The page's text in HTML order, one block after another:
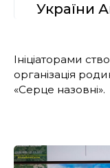
України
Ініціаторами
організація
«Серце назовні».